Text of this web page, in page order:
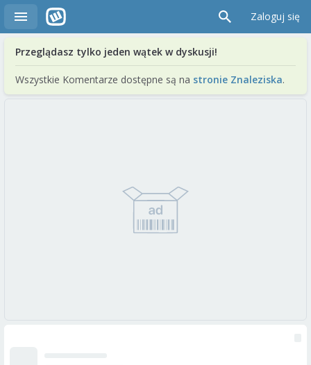
Zaloguj się
Przeglądasz tylko jeden wątek w dyskusji!
Wszystkie Komentarze dostępne są na stronie Znaleziska.